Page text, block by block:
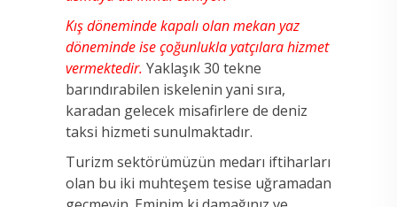
Kış döneminde kapalı olan mekan yaz
döneminde ise çoğunlukla yatçılara hizmet
vermektedir. Yaklaşık 30 tekne
barındırabilen iskelenin yani sıra,
karadan gelecek misafirlere de deniz
taksi hizmeti sunulmaktadır.
Turizm sektörümüzün medarı iftiharları
olan bu iki muhteşem tesise uğramadan